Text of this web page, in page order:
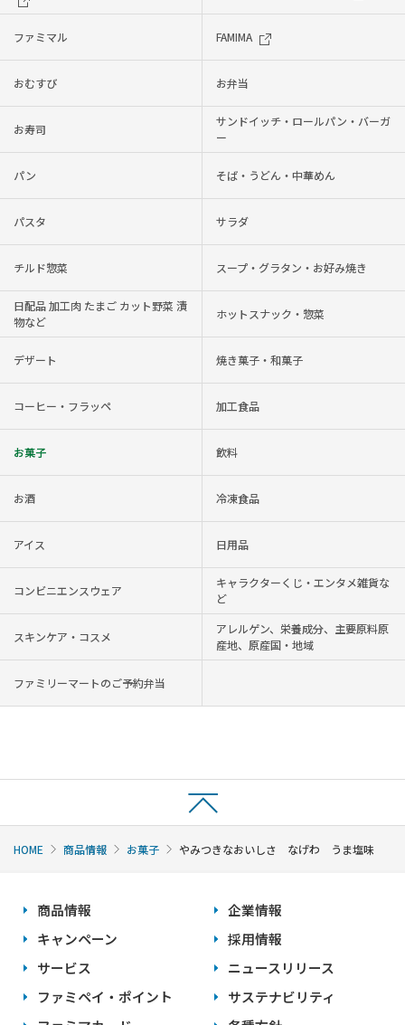
ファミマル FAMIMA
おむすび お弁当
お寿司
サンドイッチ・ロールパン・バーガ
ー
パン そば・うどん・中華めん
パスタ サラダ
チルド惣菜 スープ・グラタン・お好み焼き
日配品 加工肉 たまご カット野菜 漬
物など
ホットスナック・惣菜
デザート 焼き菓子・和菓子
コーヒー・フラッペ 加工食品
お菓子 飲料
お酒 冷凍食品
アイス 日用品
コンビニエンスウェア
キャラクターくじ・エンタメ雑貨な
ど
スキンケア・コスメ
アレルゲン、栄養成分、主要原料原
産地、原産国・地域
ファミリーマートのご予約弁当
HOME 商品情報 お菓子 やみつきなおいしさ なげわ うま塩味
商品情報
キャンペーン
サービス
ファミペイ・ポイント
企業情報
採用情報
ニュースリリース
サステナビリティ